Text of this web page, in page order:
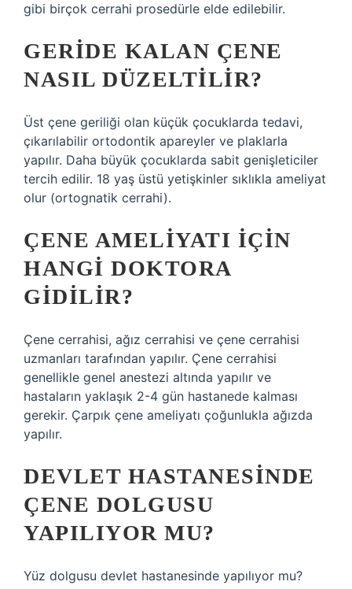
gibi birçok cerrahi prosedürle elde edilebilir.
GERIDE KALAN ÇENE
NASIL DÜZELTILIR?
Üst çene geriliği olan küçük çocuklarda tedavi,
çıkarılabilir ortodontik apareyler ve plaklarla
yapılır. Daha büyük çocuklarda sabit genişleticiler
tercih edilir. 18 yaş üstü yetişkinler sıklıkla ameliyat
olur (ortognatik cerrahi).
ÇENE AMELIYATI IÇIN
HANGI DOKTORA
GIDILIR?
Çene cerrahisi, ağız cerrahisi ve çene cerrahisi
uzmanları tarafından yapılır. Çene cerrahisi
genellikle genel anestezi altında yapılır ve
hastaların yaklaşık 2-4 gün hastanede kalması
gerekir. Çarpık çene ameliyatı çoğunlukla ağızda
yapılır.
DEVLET HASTANESINDE
ÇENE DOLGUSU
YAPILIYOR MU?
Yüz dolgusu devlet hastanesinde yapılıyor mu?